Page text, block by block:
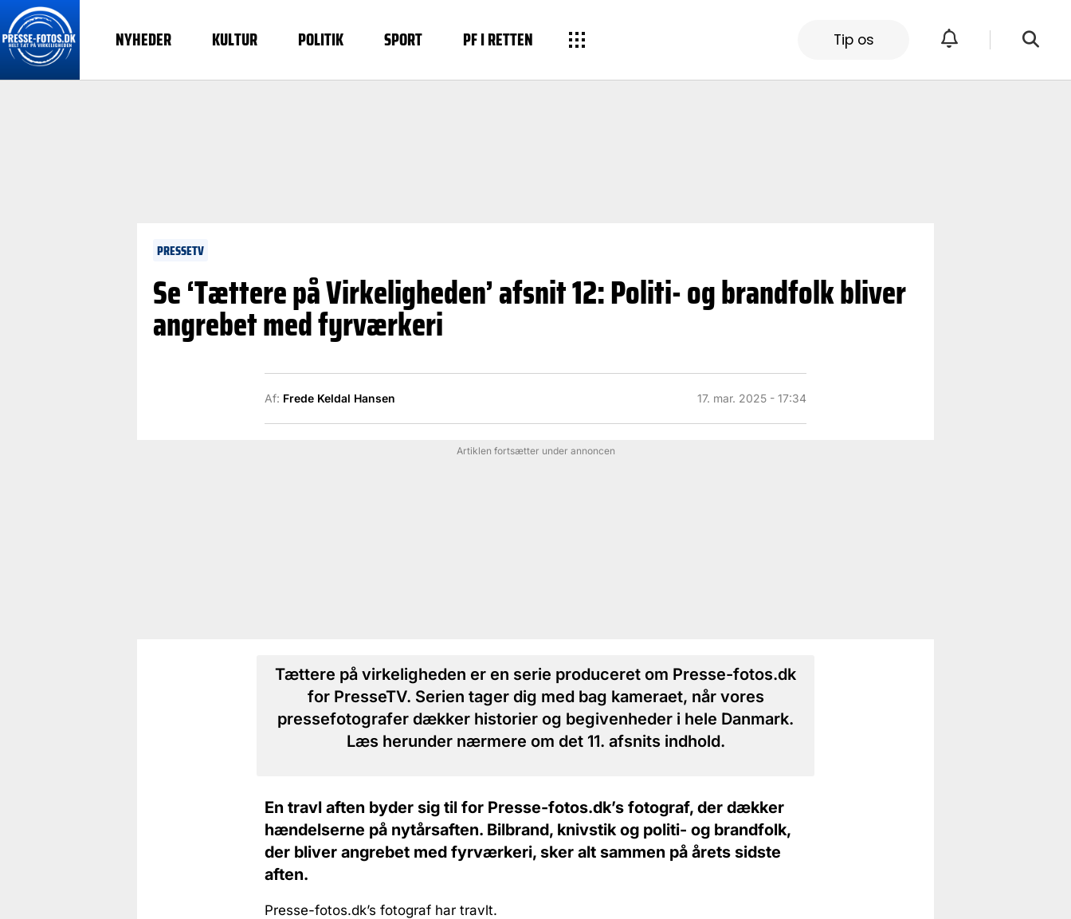
NYHEDER KULTUR POLITIK SPORT PF I RETTEN Tip os
PRESSETV
Se ‘Tættere på Virkeligheden’ afsnit 12: Politi- og brandfolk bliver
angrebet med fyrværkeri
Af: Frede Keldal Hansen 17. mar. 2025 - 17:34
Artiklen fortsætter under annoncen
Tættere på virkeligheden er en serie produceret om Presse-fotos.dk
for PresseTV. Serien tager dig med bag kameraet, når vores
pressefotografer dækker historier og begivenheder i hele Danmark.
Læs herunder nærmere om det 11. afsnits indhold.
En travl aften byder sig til for Presse-fotos.dk’s fotograf, der dækker
hændelserne på nytårsaften. Bilbrand, knivstik og politi- og brandfolk,
der bliver angrebet med fyrværkeri, sker alt sammen på årets sidste
aften.
Presse-fotos.dk’s fotograf har travlt.